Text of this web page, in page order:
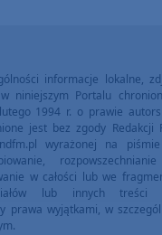
informacje lokalne,
niniejszym Portalu
1994 r. o prawie
jest bez zgody Redakcji
wyrażonej na
w całości lub we
lub innych treści
prawa wyjątkami, w